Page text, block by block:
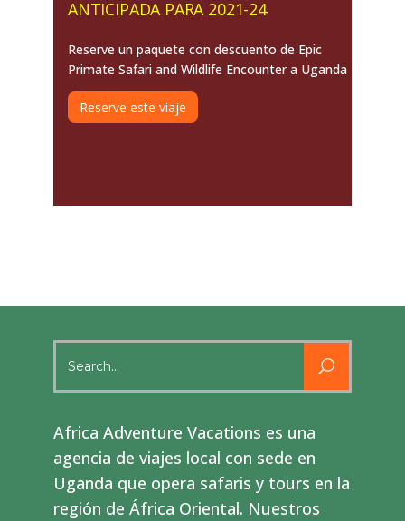
ANTICIPADA PARA 2021-24
Reserve un paquete con descuento de Epic
Primate Safari and Wildlife Encounter a Uganda
Reserve este viaje
for:
Africa Adventure Vacations es una
agencia de viajes local con sede en
Uganda que opera safaris y tours en la
región de África Oriental. Nuestros